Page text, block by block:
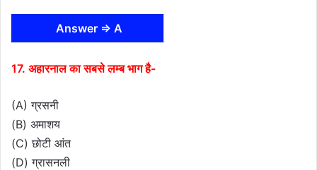
Answer ⇒ A
17. अहारनाल का सबसे लम्ब भाग है-
(A) ग्रसनी
(B) अमाशय
(C) छोटी आंत
(D) ग्रासनली